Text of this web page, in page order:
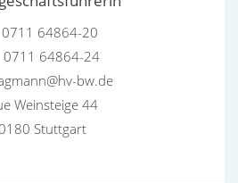
0711 64864-20
0711 64864-24
bw.de
Weinsteige 44
Stuttgart